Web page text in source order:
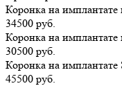
Коронка на имплантате
34500 руб.
Коронка на имплантате
30500 руб.
Коронка на имплантате
45500 руб.